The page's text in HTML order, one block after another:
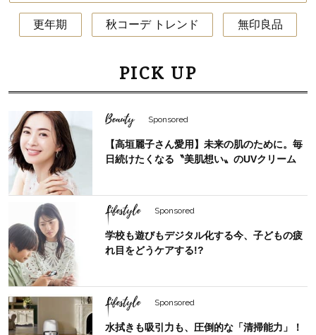
更年期 秋コーデ トレンド 無印良品
PICK UP
Beauty Sponsored
【高垣麗子さん愛用】未来の肌のために。毎
日続けたくなる〝美肌想い〟のUVクリーム
Lifestyle Sponsored
学校も遊びもデジタル化する今、子どもの疲
れ目をどうケアする!?
Lifestyle Sponsored
水拭きも吸引力も、圧倒的な「清掃能力」！